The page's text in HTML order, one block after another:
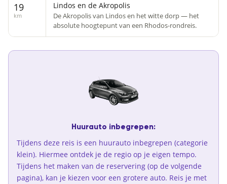
19
km
Lindos en de Akropolis
De Akropolis van Lindos en het witte dorp — het
absolute hoogtepunt van een Rhodos-rondreis.
Huurauto inbegrepen:
Tijdens deze reis is een huurauto inbegrepen (categorie
klein). Hiermee ontdek je de regio op je eigen tempo.
Tijdens het maken van de reservering (op de volgende
pagina), kan je kiezen voor een grotere auto. Reis je met